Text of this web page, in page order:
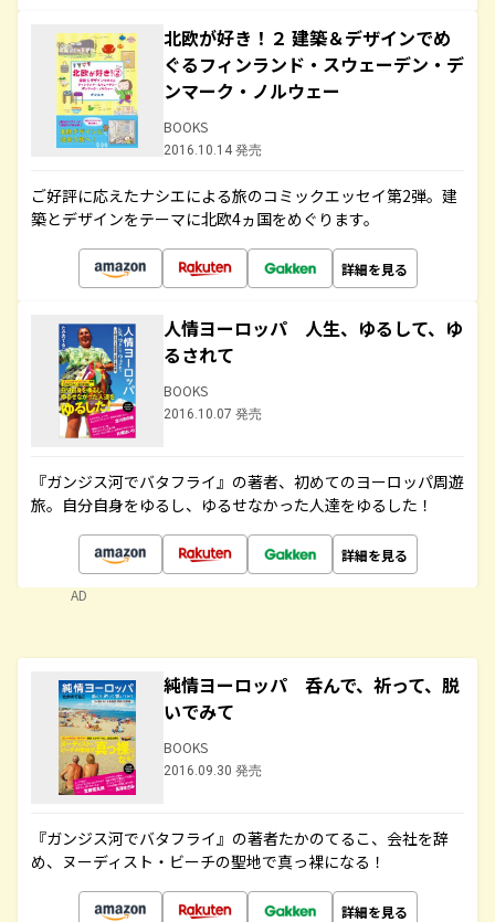
北欧が好き！２ 建築＆デザインでめ
ぐるフィンランド・スウェーデン・デ
ンマーク・ノルウェー
BOOKS
2016.10.14 発売
ご好評に応えたナシエによる旅のコミックエッセイ第2弾。建
築とデザインをテーマに北欧4ヵ国をめぐります。
詳細を見る
人情ヨーロッパ 人生、ゆるして、ゆ
るされて
BOOKS
2016.10.07 発売
『ガンジス河でバタフライ』の著者、初めてのヨーロッパ周遊
旅。自分自身をゆるし、ゆるせなかった人達をゆるした！
詳細を見る
AD
純情ヨーロッパ 呑んで、祈って、脱
いでみて
BOOKS
2016.09.30 発売
『ガンジス河でバタフライ』の著者たかのてるこ、会社を辞
め、ヌーディスト・ビーチの聖地で真っ裸になる！
詳細を見る